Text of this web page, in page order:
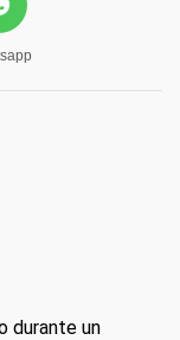
durante un